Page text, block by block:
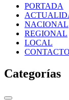
PORTADA
NACIONAL
REGIONAL
LOCAL
CONTACTO
Categorías